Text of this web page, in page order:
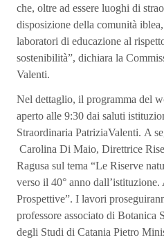
che, oltre ad essere luoghi di
disposizione della comunità
laboratori di educazione al
sostenibilità”, dichiara la
Valenti.
Nel dettaglio, il programma del
aperto alle 9:30 dai saluti
Straordinaria PatriziaValenti. A
Carolina Di Maio, Direttrice
Ragusa sul tema “Le Riserve
verso il 40° anno
Prospettive”. I lavori
professore associato di Botanica
degli Studi di Catania Pietro